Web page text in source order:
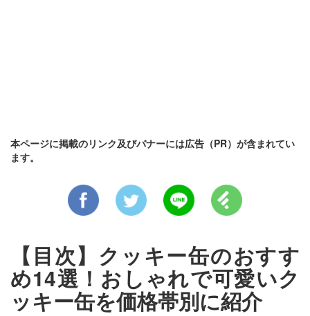
本ページに掲載のリンク及びバナーには広告（PR）が含まれてい
ます。
【目次】クッキー缶のおすす
め14選！おしゃれで可愛いク
ッキー缶を価格帯別に紹介